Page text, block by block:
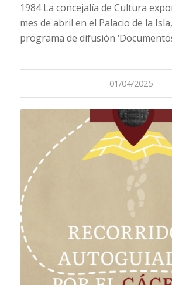
1984 La concejalía de Cultura
mes de abril en el Palacio de la
programa de difusión
01/04/2025